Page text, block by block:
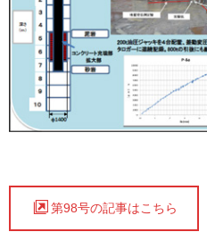
第98号の記事はこちら